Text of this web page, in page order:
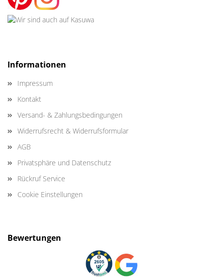
Informationen
Impressum
Kontakt
Versand- & Zahlungsbedingungen
Widerrufsrecht & Widerrufsformular
AGB
Privatsphäre und Datenschutz
Rückruf Service
Cookie Einstellungen
Bewertungen